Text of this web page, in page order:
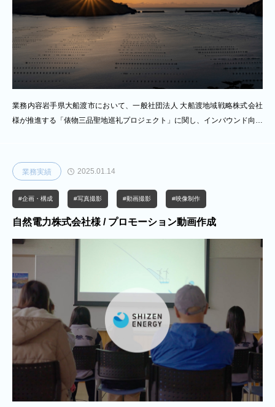
業務内容岩手県大船渡市において、一般社団法人 大船渡地域戦略株式会社
様が推進する「俵物三品聖地巡礼プロジェクト」に関し、インバウンド向け
た。本事業は、三陸地域が誇る俵物三品（アワビ・フカヒレ・ナマコ）を軸
とした食文化ツーリズムの推進を目的とした取り組みであり、訪日外国人旅
行者に向けて、その歴史的背景や地域ならではの体験価値を分かりやすく伝
える情報発信が求められるプロジェクトです。当社では、インバウンド観光
に対応した多言語Web制作を中
業務実績 2025.01.14
#企画・構成 #写真撮影 #動画撮影 #映像制作
自然電力株式会社様 / プロモーション動画作成